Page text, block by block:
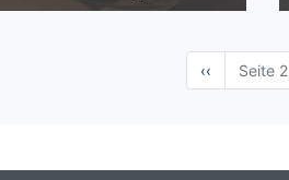
Vorherige
Seite
‹‹ Seite 2